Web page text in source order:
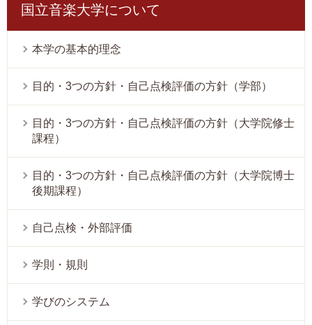
国立音楽大学について
本学の基本的理念
目的・3つの方針・自己点検評価の方針（学部）
目的・3つの方針・自己点検評価の方針（大学院修士
課程）
目的・3つの方針・自己点検評価の方針（大学院博士
後期課程）
自己点検・外部評価
学則・規則
学びのシステム